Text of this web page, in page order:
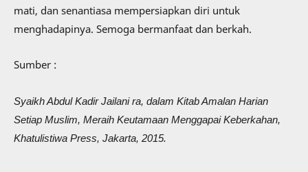
mati, dan senantiasa mempersiapkan diri untuk
menghadapinya. Semoga bermanfaat dan berkah.
Sumber :
Syaikh Abdul Kadir Jailani ra, dalam Kitab Amalan Harian
Setiap Muslim, Meraih Keutamaan Menggapai Keberkahan,
Khatulistiwa Press, Jakarta, 2015.